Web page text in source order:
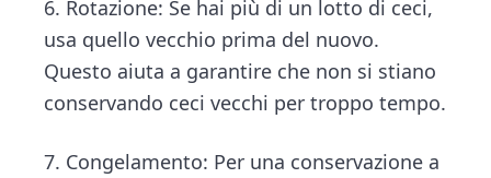
6. Rotazione: Se hai più di un lotto di ceci,
usa quello vecchio prima del nuovo.
Questo aiuta a garantire che non si stiano
conservando ceci vecchi per troppo tempo.
7. Congelamento: Per una conservazione a